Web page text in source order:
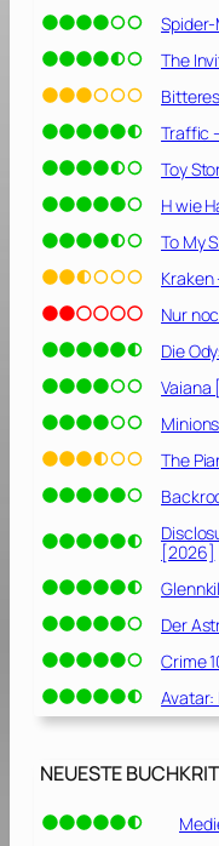
k
y
o
r
i
f
t
[
2
0
0
6
]
The
Traffic
Toy
H wie
To My
Nur
Die
Vaiana
The
[2026]
Der
Crime
Avatar:
NEUESTE